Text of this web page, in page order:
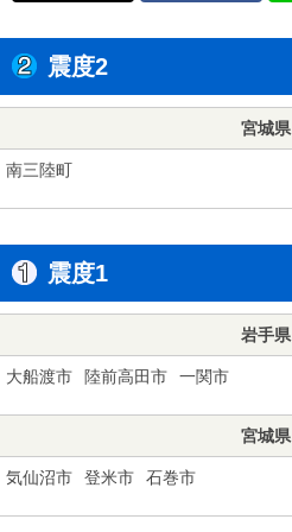
震度2
宮城県
南三陸町
震度1
岩手県
大船渡市 陸前高田市 一関市
宮城県
気仙沼市 登米市 石巻市